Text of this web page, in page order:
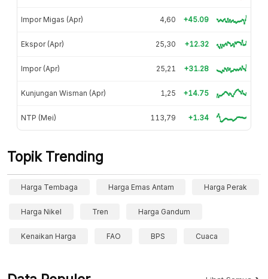
Impor Migas (Apr) 4,60 +45.09
Ekspor (Apr) 25,30 +12.32
Impor (Apr) 25,21 +31.28
Kunjungan Wisman (Apr) 1,25 +14.75
NTP (Mei) 113,79 +1.34
Topik Trending
Harga Tembaga Harga Emas Antam Harga Perak
Harga Nikel Tren Harga Gandum
Kenaikan Harga FAO BPS Cuaca